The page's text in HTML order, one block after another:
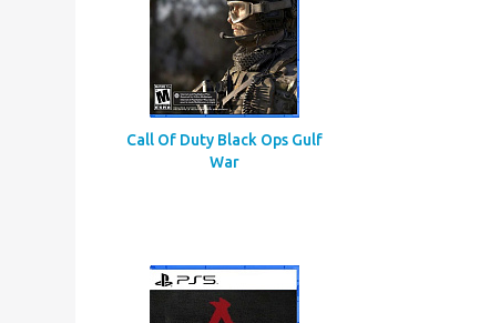
Call Of Duty Black Ops Gulf
War